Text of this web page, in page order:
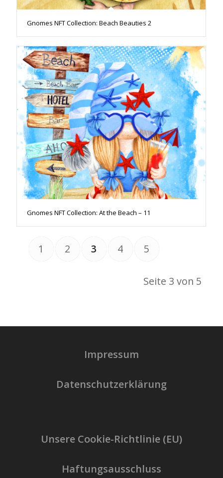
Gnomes NFT Collection: Beach Beauties 2
Gnomes NFT Collection: At the Beach – 11
Seite 3 von 5
1 2 3 4 5
Impressum
Datenschutzerklärung
Unsere Cookie-Richtlinie (EU)
Haftungsausschluss